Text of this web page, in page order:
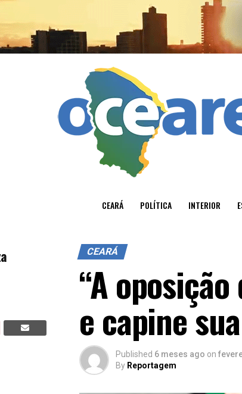
CEARÁ POLÍTICA INTERIOR
CEARÁ
“A
e capine
Published 6 meses ago on
By Reportagem